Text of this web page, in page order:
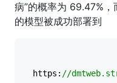
病”的概率为 69.47%，
的模型被成功部署到
https: //